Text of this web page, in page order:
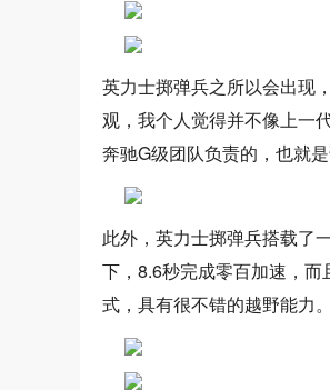
英力士掷弹兵之所以会出现
观，我个人觉得并不像上一
奔驰G级团队负责的，也就
此外，英力士掷弹兵搭载了
下，8.6秒完成零百加速，
式，具有很不错的越野能力。